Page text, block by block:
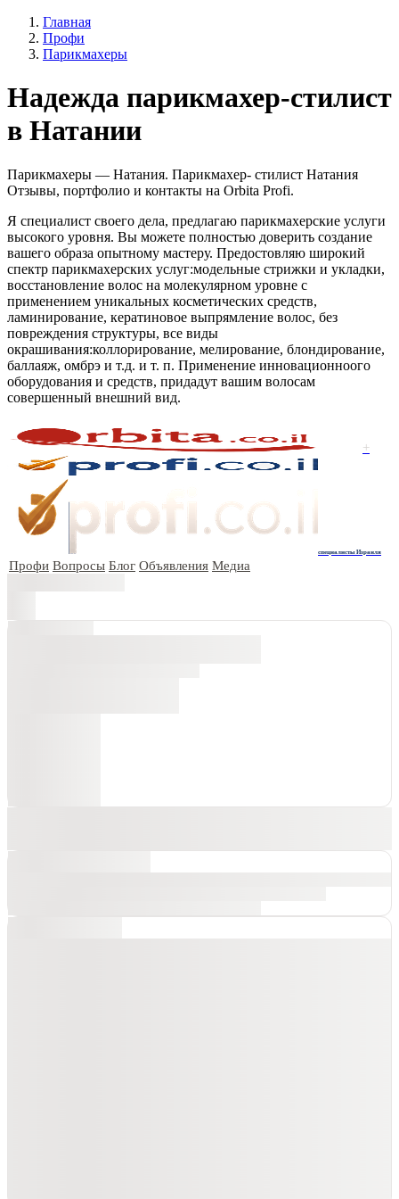
Главная
Профи
Парикмахеры
Надежда парикмахер-стилист
в Натании
Парикмахеры — Натания. Парикмахер- стилист Натания
Отзывы, портфолио и контакты на Orbita Profi.
Я специалист своего дела, предлагаю парикмахерские услуги
высокого уровня. Вы можете полностью доверить создание
вашего образа опытному мастеру. Предостовляю широкий
спектр парикмахерских услуг:модельные стрижки и укладки,
восстановление волос на молекулярном уровне с
применением уникальных косметических средств,
ламинирование, кератиновое выпрямление волос, без
повреждения структуры, все виды
окрашивания:коллорирование, мелирование, блондирование,
баллаяж, омбрэ и т.д. и т. п. Применение инновационноого
оборудования и средств, придадут вашим волосам
совершенный внешний вид.
+
специалисты Израиля
Профи Вопросы Блог Объявления Медиа